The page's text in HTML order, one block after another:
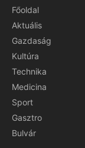
Főoldal
Aktuális
Gazdaság
Kultúra
Technika
Medicina
Sport
Gasztro
Bulvár